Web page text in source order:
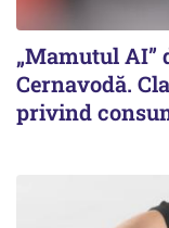
„Mamutul AI”
Cernavodă.
privind